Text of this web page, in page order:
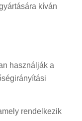
kíván
használják a
rendelkezik